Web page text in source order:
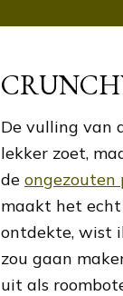
De vulling van
lekker zoet,
de ongezouten
maakt het
ontdekte, wist
zou gaan
uit als